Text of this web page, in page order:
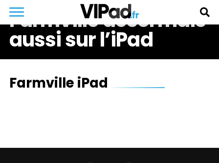
Farmville désormais
aussi sur l’iPad
Farmville iPad